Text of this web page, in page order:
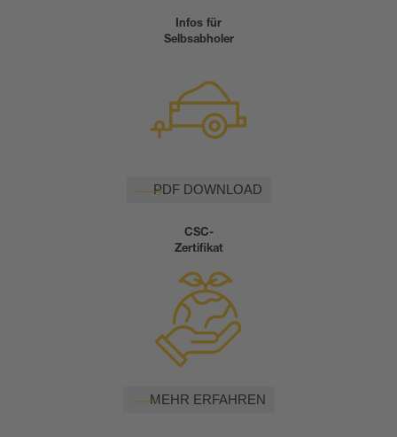
Infos für
Selbsabholer
PDF DOWNLOAD
CSC-
Zertifikat
MEHR ERFAHREN